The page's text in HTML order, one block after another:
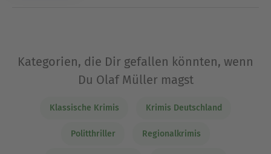
Kategorien, die Dir gefallen könnten, wenn
Du Olaf Müller magst
Klassische Krimis Krimis Deutschland
Politthriller Regionalkrimis